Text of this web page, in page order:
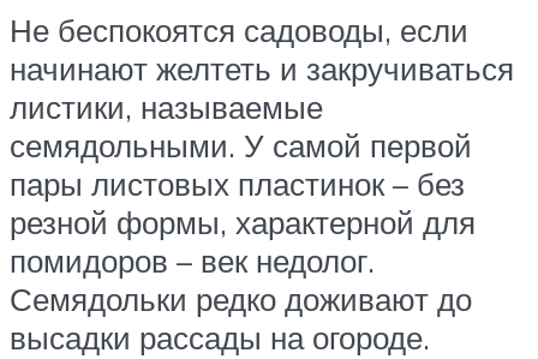
Не беспокоятся садоводы, если
начинают желтеть и закручиваться
листики, называемые
семядольными. У самой первой
пары листовых пластинок – без
резной формы, характерной для
помидоров – век недолог.
Семядольки редко доживают до
высадки рассады на огороде.